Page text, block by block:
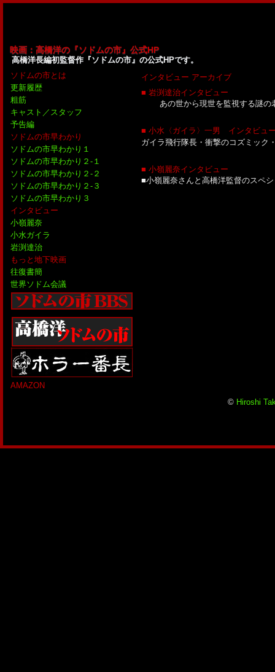
映画：高橋洋の『ソドムの市』公式HP
高橋洋長編初監督作『ソドムの市』の公式HPです。
インタビュー アーカイブ
■ 岩渕達治インタビュー
あの世から現世を監視する謎の
■ 小水〈ガイラ〉一男 インタビュ
ガイラ飛行隊長・衝撃のコズミック
■ 小嶺麗奈インタビュー
■小嶺麗奈さんと高橋洋監督のスペ
ソドムの市とは
更新履歴
粗筋
キャスト／スタッフ
予告編
ソドムの市早わかり
ソドムの市早わかり１
ソドムの市早わかり２-１
ソドムの市早わかり２-２
ソドムの市早わかり２-３
ソドムの市早わかり３
インタビュー
小嶺麗奈
小水ガイラ
岩渕達治
もっと地下映画
往復書簡
世界ソドム会議
AMAZON
© Hiroshi